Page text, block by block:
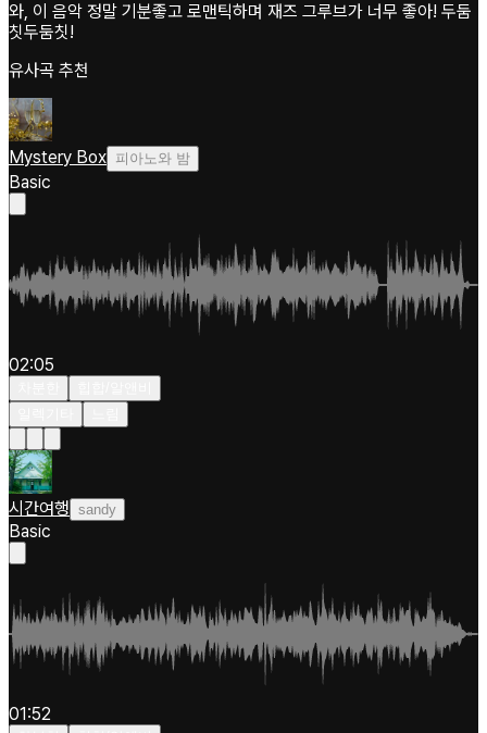
와, 이 음악 정말 기분좋고 로맨틱하며 재즈 그루브가 너무 좋아! 두둠
칫두둠칫!
유사곡 추천
Mystery Box 피아노와 밤
Basic
02:05
시간여행 sandy
Basic
01:52